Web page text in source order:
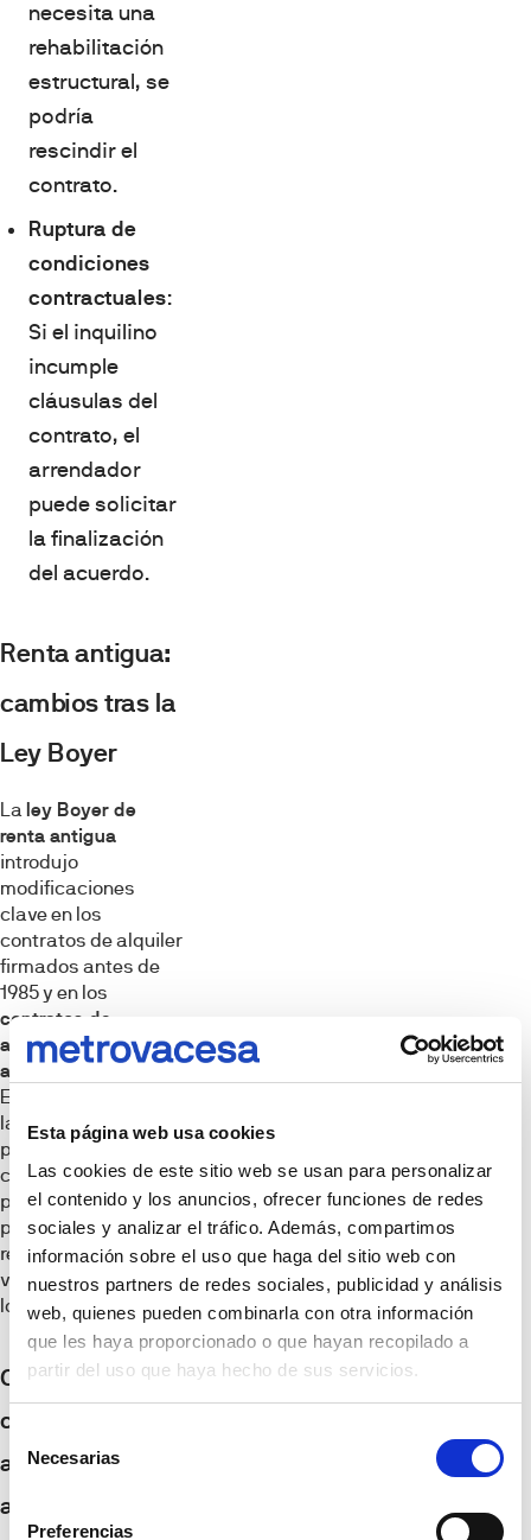
Esta página web usa cookies
Las cookies de este sitio web se usan para personalizar
el contenido y los anuncios, ofrecer funciones de redes
sociales y analizar el tráfico. Además, compartimos
información sobre el uso que haga del sitio web con
nuestros partners de redes sociales, publicidad y análisis
web, quienes pueden combinarla con otra información
que les haya proporcionado o que hayan recopilado a
partir del uso que haya hecho de sus servicios.
Selección
de Necesarias
Preferencias
necesita una
rehabilitación
estructural, se
podría
rescindir el
contrato.
Ruptura de
condiciones
contractuales:
Si el inquilino
incumple
cláusulas del
contrato, el
arrendador
puede solicitar
la finalización
del acuerdo.
Renta antigua:
cambios tras la
Ley Boyer
La ley Boyer de
renta antigua
introdujo
modificaciones
clave en los
contratos de alquiler
firmados antes de
1985 y en los
contratos de
arrendamiento
anteriores a 1994
Esta reforma eliminó
la prórroga forzosa
para los nuevos
contratos,
permitiendo a los
propietarios
recuperar sus
viviendas al finalizar
los acuerdos.
Cambios en los
contratos de
alquiler
anteriores a 1985